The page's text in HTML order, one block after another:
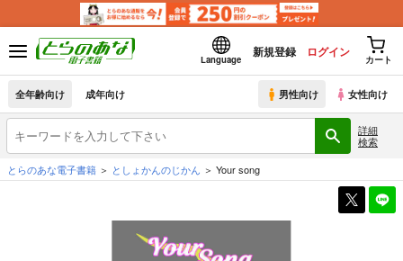
Language
新規登録 ログイン
カート
全年齢向け 成年向け 男性向け 女性向け
詳細
検索
とらのあな電子書籍
としょかんのじかん Your song